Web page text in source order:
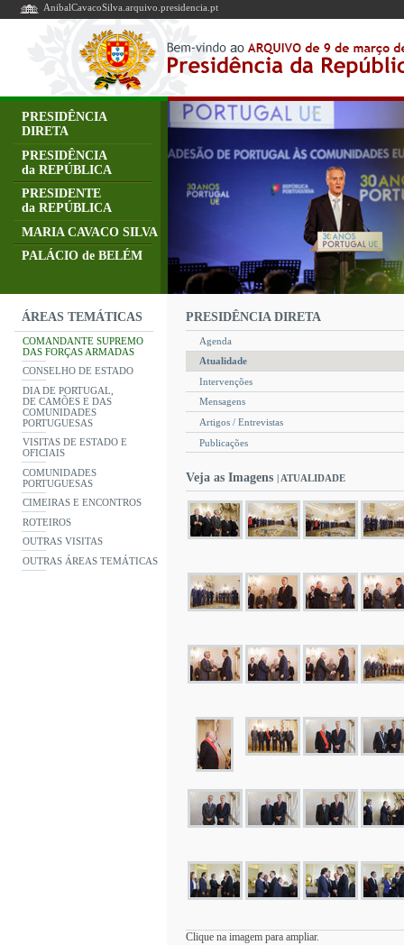
AnibalCavacoSilva.arquivo.presidencia.pt
PRESIDÊNCIA
DIRETA
PRESIDÊNCIA
da REPÚBLICA
PRESIDENTE
da REPÚBLICA
MARIA CAVACO SILVA
PALÁCIO de BELÉM
ÁREAS TEMÁTICAS
COMANDANTE SUPREMO
DAS FORÇAS ARMADAS
CONSELHO DE ESTADO
DIA DE PORTUGAL,
DE CAMÕES E DAS
COMUNIDADES
PORTUGUESAS
VISITAS DE ESTADO E
OFICIAIS
COMUNIDADES
PORTUGUESAS
CIMEIRAS E ENCONTROS
ROTEIROS
OUTRAS VISITAS
OUTRAS ÁREAS TEMÁTICAS
PRESIDÊNCIA DIRETA
Agenda
Atualidade
Intervenções
Mensagens
Artigos / Entrevistas
Publicações
Veja as Imagens | ATUALIDADE
Clique na imagem para ampliar.